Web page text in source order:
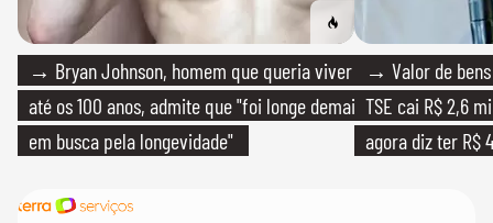
→ Bryan Johnson, homem que queria viver
até os 100 anos, admite que "foi longe demais
em busca pela longevidade"
→ Valor de
TSE cai R$ 2,6
agora diz ter R$